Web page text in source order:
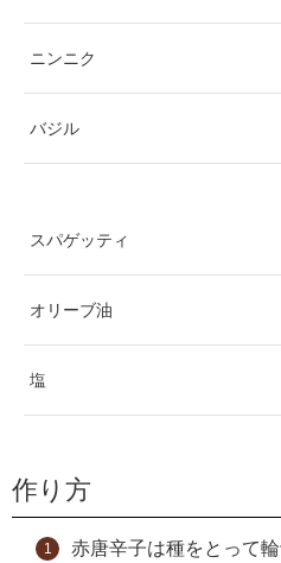
ニンニク
バジル
スパゲッティ
オリーブ油
塩
作り方
赤唐辛子は種をとって